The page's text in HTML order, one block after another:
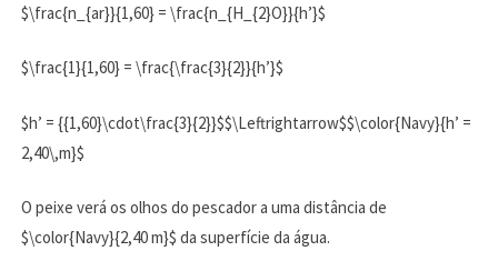
$\frac{n_{ar}}{1,60} = \frac{n_{H_{2}O}}{h’}$
$\frac{1}{1,60} = \frac{\frac{3}{2}}{h’}$
$h’ = {{1,60}\cdot\frac{3}{2}}$$\Leftrightarrow$$\color{Navy}{h’ =
2,40\,m}$
O peixe verá os olhos do pescador a uma distância de
$\color{Navy}{2,40 m}$ da superfície da água.